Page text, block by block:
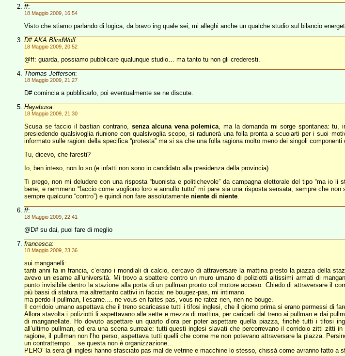
ff:
18 Maggio 2009, 16:54
Visto che stiamo parlando di logica, da bravo ing quale sei, mi alleghi anche un qualche studio sul bilancio
D# AKA BlindWolf:
18 Maggio 2009, 20:52
@ff: guarda, possiamo pubblicare qualunque studio… ma tanto tu non gli crederesti.
Thomas Jefferson:
18 Maggio 2009, 21:27
D# comincia a pubblicarlo, poi eventualmente se ne discute.
Hayabusa:
18 Maggio 2009, 21:30
Scusa se faccio il bastian contrario, senza alcuna vena polemica, ma la domanda mi sorge spontanea: tu,
presiedendo qualsivoglia riunione con qualsivoglia scopo, si radunerà una folla pronta a scuoiarti per i suoi
informato sulle ragioni della specifica “protesta” ma si sa che una folla ragiona molto meno dei singoli
Tu, dicevo, che faresti?
Io, ben inteso, non lo so (e infatti non sono io candidato alla presidenza della provincia)
Ti prego, non mi deludere con una risposta “buonista e politichevole” da campagna elettorale del tipo “ma io
bene, e nemmeno “faccio come vogliono loro e annullo tutto” mi pare sia una risposta sensata, sempre che
sempre qualcuno “contro”) e quindi non fare assolutamente niente di niente.
ff:
18 Maggio 2009, 22:41
@D# su dai, puoi fare di meglio
francesca:
18 Maggio 2009, 23:36
sui manganelli:
tanti anni fa in francia, c’erano i mondiali di calcio, cercavo di attraversare la mattina presto la piazza della
avevo un esame all’università. Mi trovo a sbattere contro un muro umano di poliziotti altissimi armati di
punto invisibile dentro la stazione alla porta di un pullman pronto col motore acceso. Chiedo di attraversare il
più bassi di statura ma altrettanto cattivi in faccia: ne bougez-pas, mi intimano.
ma perdo il pullman, l’esame…. ne vous en faites pas, vous ne ratez rien, rien ne bouge.
Il corridoio umano aspettava che il treno scaricasse tutti i tifosi inglesi, che il giorno prima si erano permessi di
Allora stavolta i poliziotti li aspettavano alle sette e mezza di mattina, per caricarli dal treno ai pullman e dai
di manganellate. Ho dovuto aspettare un quarto d’ora per poter aspettare quella piazza, finché tutti i tifosi
all’ultimo pullman, ed era una scena surreale: tutti questi inglesi slavati che percorrevano il corridoio zitti zitti
ragione, il pullman non l’ho perso, aspettava tutti quelli che come me non potevano attraversare la piazza.
un contrattempo… se questa non è organizzazione…
PERO’ la sera gli inglesi hanno sfasciato pas mal de vetrine e macchine lo stesso, chissà come avranno fatto a